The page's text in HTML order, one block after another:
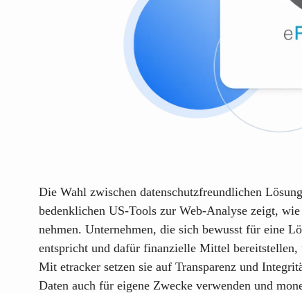
Die Wahl zwischen datenschutzfreundlichen
bedenklichen US-Tools zur Web-Analyse zeigt,
nehmen. Unternehmen, die sich bewusst für eine
entspricht und dafür finanzielle Mittel bereitstellen,
Mit etracker setzen sie auf Transparenz und
Daten auch für eigene Zwecke verwenden und